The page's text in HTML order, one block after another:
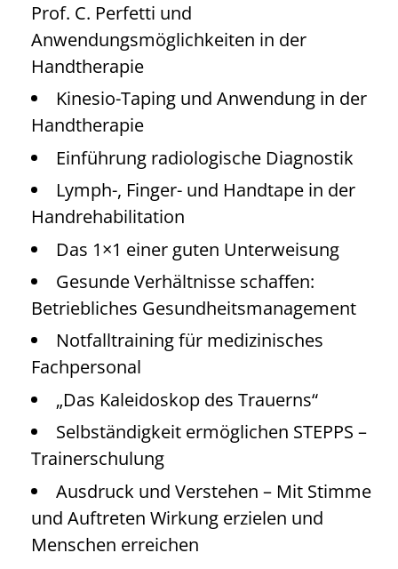
Prof. C. Perfetti und
Anwendungsmöglichkeiten in der
Handtherapie
Kinesio-Taping und Anwendung in der
Handtherapie
Einführung radiologische Diagnostik
Lymph-, Finger- und Handtape in der
Handrehabilitation
Das 1×1 einer guten Unterweisung
Gesunde Verhältnisse schaffen:
Betriebliches Gesundheitsmanagement
Notfalltraining für medizinisches
Fachpersonal
„Das Kaleidoskop des Trauerns“
Selbständigkeit ermöglichen STEPPS –
Trainerschulung
Ausdruck und Verstehen – Mit Stimme
und Auftreten Wirkung erzielen und
Menschen erreichen